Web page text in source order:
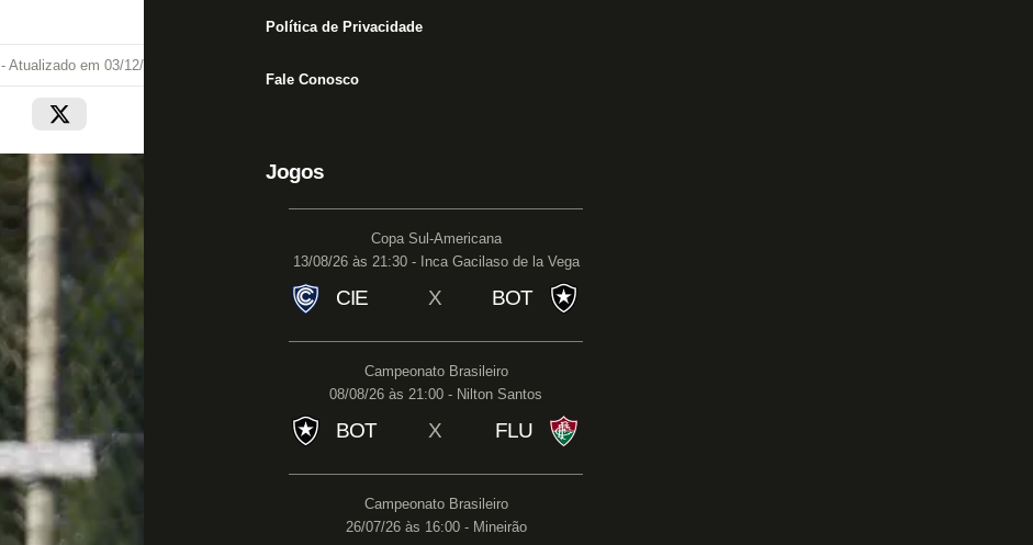
Política de Privacidade
Fale Conosco
Jogos
Copa Sul-Americana
13/08/26 às 21:30 - Inca Gacilaso de la Vega
CIE X BOT
Campeonato Brasileiro
08/08/26 às 21:00 - Nilton Santos
BOT X FLU
Campeonato Brasileiro
26/07/26 às 16:00 - Mineirão
- Atualizado em 03/12/20 às 15:08